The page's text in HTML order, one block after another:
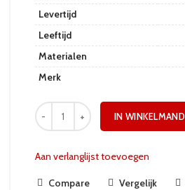
Levertijd
Leeftijd
Materialen
Merk
IN WINKELMAND
Aan verlanglijst toevoegen
Compare Vergelijk